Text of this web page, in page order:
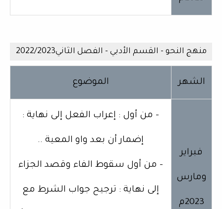
منهج النحو - القسم الأدبي - الفصل الثاني2022/2023
الشهر الموضوع
فبراير
ومارس
2023م
- من أول : إعراب الفعل إلى نهاية :
إضمار أن بعد واو المعية ..
- من أول سقوط الفاء وقصد الجزاء
إلى نهاية : ترجيح جواب الشرط مع